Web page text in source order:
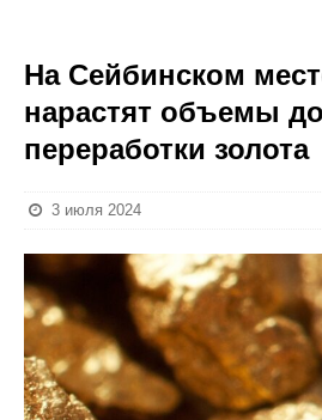
На Сейбинском
нарастят объемы
переработки золота
3 июля 2024